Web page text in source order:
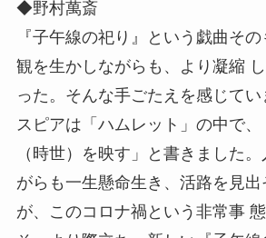
◆野村萬斎
『子午線の祀り』という戯曲そ
観を生かしながらも、より凝縮 し
った。そんな手ごたえを感じてい
スピアは「ハムレット」の中で
（時世）を映す」と書きました
がらも一生懸命生き、活路を見
が、このコロナ禍という非常事